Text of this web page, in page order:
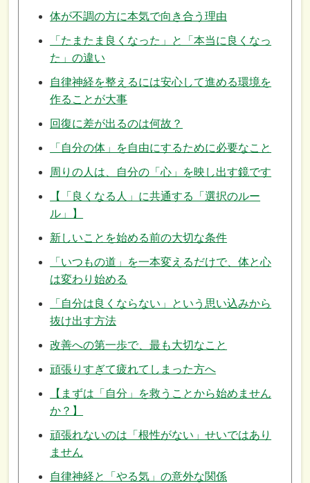
体が不調の方に本気で向き合う理由
「たまたま良くなった」と「本当に良くなっ
た」の違い
自律神経を整えるには安心して進める環境を
作ることが大事
回復に差が出るのは何故？
「自分の体」を自由にするために必要なこと
周りの人は、自分の「心」を映し出す鏡です
【「良くなる人」に共通する「選択のルー
ル」】
新しいことを始める前の大切な条件
「いつもの道」を一本変えるだけで、体と心
は変わり始める
「自分は良くならない」という思い込みから
抜け出す方法
改善への第一歩で、最も大切なこと
頑張りすぎて疲れてしまった方へ
【まずは「自分」を救うことから始めません
か？】
頑張れないのは「根性がない」せいではあり
ません
自律神経と「やる気」の意外な関係